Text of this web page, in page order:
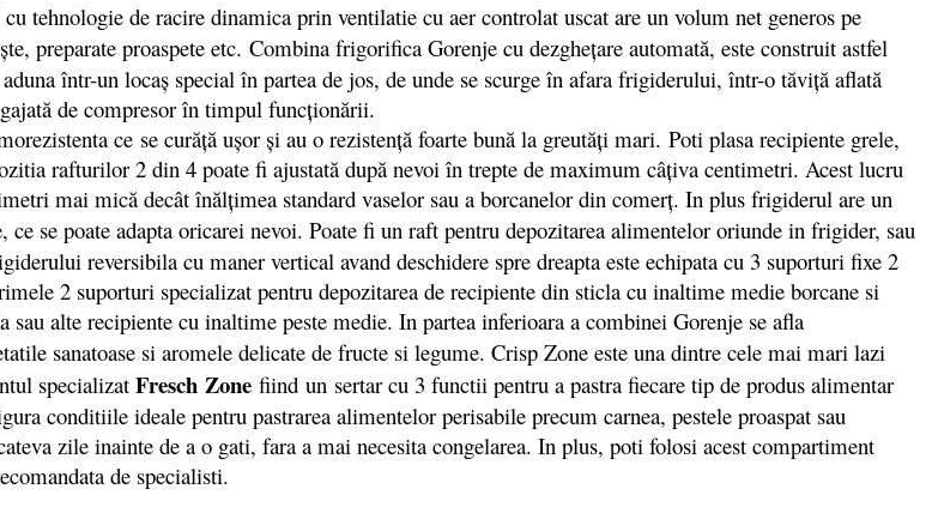
tehnologie de racire dinamica prin ventilatie cu aer controlat uscat are un volum net generos pe
preparate proaspete etc. Combina frigorifica Gorenje cu dezgheţare automată, este construit astfel
într-un locaş special în partea de jos, de unde se scurge în afara frigiderului, într-o tăviţă aflată
de compresor în timpul funcţionării.
ce se curăță ușor și au o rezistență foarte bună la greutăți mari. Poti plasa recipiente grele,
rafturilor 2 din 4 poate fi ajustată după nevoi în trepte de maximum câţiva centimetri. Acest lucru
mai mică decât înălţimea standard vaselor sau a borcanelor din comerţ. In plus frigiderul are un
se poate adapta oricarei nevoi. Poate fi un raft pentru depozitarea alimentelor oriunde in frigider, sau
reversibila cu maner vertical avand deschidere spre dreapta este echipata cu 3 suporturi fixe 2
2 suporturi specializat pentru depozitarea de recipiente din sticla cu inaltime medie borcane si
alte recipiente cu inaltime peste medie. In partea inferioara a combinei Gorenje se afla
sanatoase si aromele delicate de fructe si legume. Crisp Zone este una dintre cele mai mari lazi
specializat Fresch Zone fiind un sertar cu 3 functii pentru a pastra fiecare tip de produs alimentar
conditiile ideale pentru pastrarea alimentelor perisabile precum carnea, pestele proaspat sau
zile inainte de a o gati, fara a mai necesita congelarea. In plus, poti folosi acest compartiment
de specialisti.